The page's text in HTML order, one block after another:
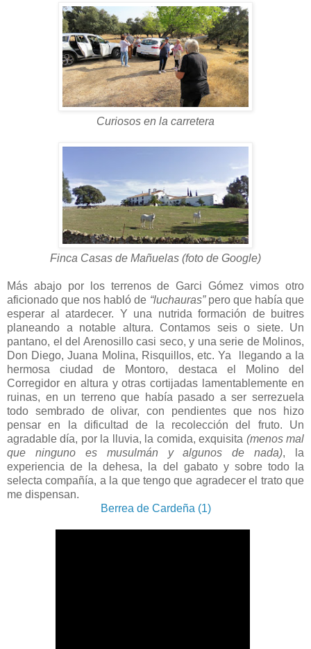
Curiosos en la carretera
Finca Casas de Mañuelas (foto de Google)
Más abajo por los terrenos de Garci Gómez vimos otro
aficionado que nos habló de “luchauras”pero que había que
esperar al atardecer. Y una nutrida formación de buitres
planeando a notable altura. Contamos seis o siete. Un
pantano, el del Arenosillo casi seco, y una serie de Molinos,
Don Diego, Juana Molina, Risquillos, etc. Ya llegando a la
hermosa ciudad de Montoro, destaca el Molino del
Corregidor en altura y otras cortijadas lamentablemente en
ruinas, en un terreno que había pasado a ser serrezuela
todo sembrado de olivar, con pendientes que nos hizo
pensar en la dificultad de la recolección del fruto. Un
agradable día, por la lluvia, la comida, exquisita (menos mal
que ninguno es musulmán y algunos de nada), la
experiencia de la dehesa, la del gabato y sobre todo la
selecta compañía, a la que tengo que agradecer el trato que
me dispensan.
Berrea de Cardeña (1)